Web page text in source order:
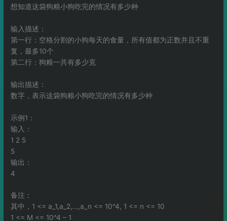
想知道这袋狗粮小狗吃完的情况有多少种
输入描述：
第一行：空格分割的小狗每天的食量，所有值都为正数并且不重
复，最多10个
第二行：狗粮一共有多少克
输出描述：
数字，表示这袋狗粮小狗吃完的情况有多少种
示例1：
输入：
1 2 5
5
输出：
4
备注：
其中，1 <= a_1,a_2,…,a_n <= 10^4, 1 <= n <= 10
1 <= M <= 10^4 – 1